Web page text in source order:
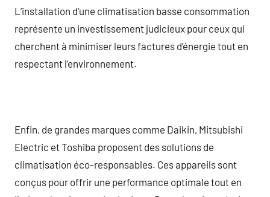
L’installation d’une climatisation basse consommation
représente un investissement judicieux pour ceux qui
cherchent à minimiser leurs factures d’énergie tout en
respectant l’environnement.
Enfin, de grandes marques comme Daikin, Mitsubishi
Electric et Toshiba proposent des solutions de
climatisation éco-responsables. Ces appareils sont
conçus pour offrir une performance optimale tout en